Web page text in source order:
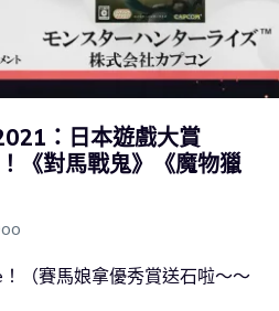
：日本遊戲大賞
《對馬戰鬼》《魔物獵
（賽馬娘拿優秀賞送石啦～～